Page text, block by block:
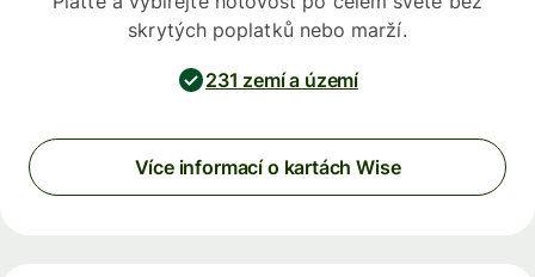
skrytých poplatků nebo marží.
231 zemí a území
Více informací o kartách Wise